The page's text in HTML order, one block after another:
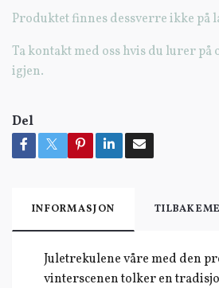
Produktet finnes dessverre ikke på
Ta kontakt med oss hvis du lurer
igjen.
Del
INFORMASJON
Juletrekulene våre med den
vinterscenen tolker en